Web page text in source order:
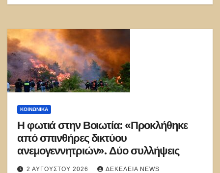
ΚΟΙΝΩΝΙΚΑ
Η φωτιά στην Βοιωτία: «Προκλήθηκε
από σπινθήρες δικτύου
ανεμογεννητριών». Δύο συλλήψεις
2 ΑΥΓΟΎΣΤΟΥ 2026 ΔΕΚΈΛΕΙΑ NEWS